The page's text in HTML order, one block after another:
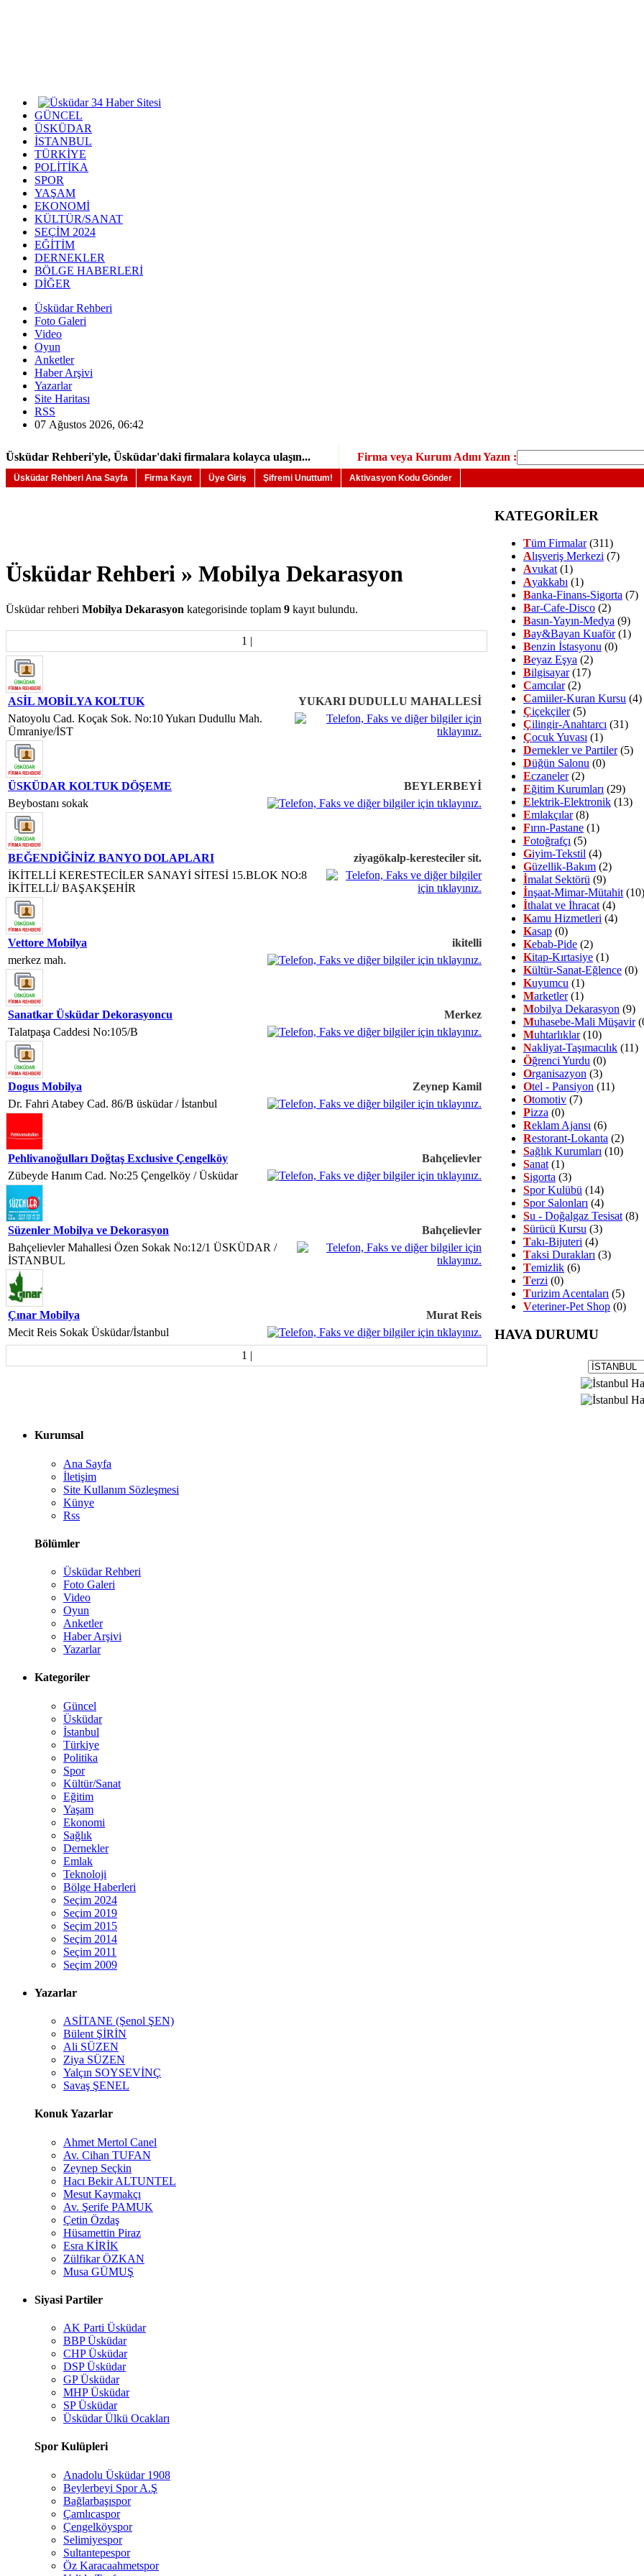
GÜNCEL
ÜSKÜDAR
İSTANBUL
TÜRKİYE
POLİTİKA
SPOR
YAŞAM
EKONOMİ
KÜLTÜR/SANAT
SEÇİM 2024
EĞİTİM
DERNEKLER
BÖLGE HABERLERİ
DİĞER
Üsküdar Rehberi
Foto Galeri
Video
Oyun
Anketler
Haber Arşivi
Yazarlar
Site Haritası
RSS
07 Ağustos 2026, 06:42
Üsküdar Rehberi'yle, Üsküdar'daki firmalara kolayca ulaşın... Firma veya Kurum Adını Yazın :
Üsküdar Rehberi Ana Sayfa Firma Kayıt Üye Giriş Şifremi Unuttum! Aktivasyon Kodu Gönder
Üsküdar Rehberi » Mobilya Dekarasyon
Üsküdar rehberi Mobilya Dekarasyon kategorisinde toplam 9 kayıt bulundu.
1 |
ASİL MOBİLYA KOLTUK
YUKARI DUDULLU MAHALLESİ
Natoyolu Cad. Koçak Sok. No:10 Yukarı Dudullu Mah.
Ümraniye/İST
ÜSKÜDAR KOLTUK DÖŞEME
BEYLERBEYİ
Beybostanı sokak
BEĞENDİĞİNİZ BANYO DOLAPLARI
ziyagökalp-keresteciler sit.
İKİTELLİ KERESTECİLER SANAYİ SİTESİ 15.BLOK NO:8
İKİTELLİ/ BAŞAKŞEHİR
Vettore Mobilya
ikitelli
merkez mah.
Sanatkar Üsküdar Dekorasyoncu
Merkez
Talatpaşa Caddesi No:105/B
Dogus Mobilya
Zeynep Kamil
Dr. Fahri Atabey Cad. 86/B üsküdar / İstanbul
Pehlivanoğulları Doğtaş Exclusive Çengelköy
Bahçelievler
Zübeyde Hanım Cad. No:25 Çengelköy / Üsküdar
Süzenler Mobilya ve Dekorasyon
Bahçelievler
Bahçelievler Mahallesi Özen Sokak No:12/1 ÜSKÜDAR /
İSTANBUL
Çınar Mobilya
Murat Reis
Mecit Reis Sokak Üsküdar/İstanbul
1 |
KATEGORİLER
Tüm Firmalar(311)
Alışveriş Merkezi (7)
Avukat(1)
Ayakkabı (1)
Banka-Finans-Sigorta (7)
Bar-Cafe-Disco (2)
Basın-Yayın-Medya (9)
Bay&Bayan Kuaför(1)
Benzin İstasyonu (0)
Beyaz Eşya (2)
Bilgisayar(17)
Camcılar(2)
Camiiler-Kuran Kursu (4)
Çiçekçiler(5)
Çilingir-Anahtarcı (31)
Çocuk Yuvası (1)
Dernekler ve Partiler(5)
Düğün Salonu (0)
Eczaneler(2)
Eğitim Kurumları (29)
Elektrik-Elektronik (13)
Emlakçılar(8)
Fırın-Pastane (1)
Fotoğrafçı (5)
Giyim-Tekstil (4)
Güzellik-Bakım (2)
İmalat Sektörü (9)
İnşaat-Mimar-Mütahit(10)
İthalat ve İhracat(4)
Kamu Hizmetleri (4)
Kasap (0)
Kebab-Pide (2)
Kitap-Kırtasiye (1)
Kültür-Sanat-Eğlence (0)
Kuyumcu (1)
Marketler(1)
Mobilya Dekarasyon (9)
Muhasebe-Mali Müşavir
Muhtarlıklar(10)
Nakliyat-Taşımacılık (11)
Öğrenci Yurdu (0)
Organisazyon (3)
Otel - Pansiyon (11)
Otomotiv (7)
Pizza (0)
Reklam Ajansı (6)
Restorant-Lokanta (2)
Sağlık Kurumları (10)
Sanat(1)
Sigorta (3)
Spor Kulübü (14)
Spor Salonları (4)
Su - Doğalgaz Tesisat(8)
Sürücü Kursu (3)
Takı-Bijuteri (4)
Taksi Durakları (3)
Temizlik (6)
Terzi (0)
Turizim Acentaları (5)
Veteriner-Pet Shop (0)
HAVA DURUMU
Kurumsal
Ana Sayfa
İletişim
Site Kullanım Sözleşmesi
Künye
Rss
Bölümler
Üsküdar Rehberi
Foto Galeri
Video
Oyun
Anketler
Haber Arşivi
Yazarlar
Kategoriler
Güncel
Üsküdar
İstanbul
Türkiye
Politika
Spor
Kültür/Sanat
Eğitim
Yaşam
Ekonomi
Sağlık
Dernekler
Emlak
Teknoloji
Bölge Haberleri
Seçim 2024
Seçim 2019
Seçim 2015
Seçim 2014
Seçim 2011
Seçim 2009
Yazarlar
ASİTANE (Şenol ŞEN)
Bülent ŞİRİN
Ali SÜZEN
Ziya SÜZEN
Yalçın SOYSEVİNÇ
Savaş ŞENEL
Konuk Yazarlar
Ahmet Mertol Canel
Av. Cihan TUFAN
Zeynep Seçkin
Hacı Bekir ALTUNTEL
Mesut Kaymakçı
Av. Şerife PAMUK
Çetin Özdaş
Hüsamettin Piraz
Esra KİRİK
Zülfikar ÖZKAN
Musa GÜMUŞ
Siyasi Partiler
AK Parti Üsküdar
BBP Üsküdar
CHP Üsküdar
DSP Üsküdar
GP Üsküdar
MHP Üsküdar
SP Üsküdar
Üsküdar Ülkü Ocakları
Spor Kulüpleri
Anadolu Üsküdar 1908
Beylerbeyi Spor A.Ş
Bağlarbaşıspor
Çamlıcaspor
Çengelköyspor
Selimiyespor
Sultantepespor
Öz Karacaahmetspor